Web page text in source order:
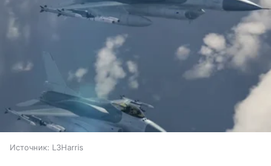
Источник: L3Harris